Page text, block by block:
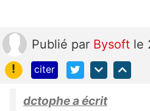
Publié par Bysoft le
!
citer
dctophe a écrit